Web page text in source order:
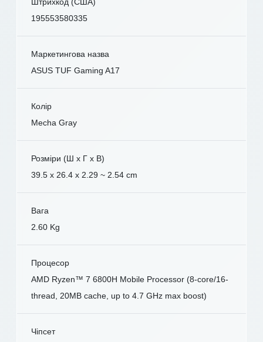
195553580335
Маркетингова назва
ASUS TUF Gaming A17
Колір
Mecha Gray
Розміри (Ш x Г x В)
39.5 x 26.4 x 2.29 ~ 2.54 cm
Вага
2.60 Kg
Процесор
AMD Ryzen™ 7 6800H Mobile Processor (8-core/16-
thread, 20MB cache, up to 4.7 GHz max boost)
Чіпсет